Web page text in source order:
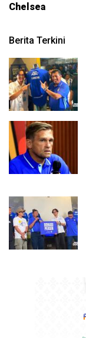
Chelsea
Berita Terkini